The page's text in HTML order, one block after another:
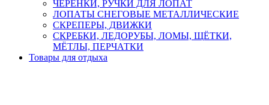
ЧЕРЕНКИ, РУЧКИ ДЛЯ ЛОПАТ
ЛОПАТЫ СНЕГОВЫЕ МЕТАЛЛИЧЕСКИЕ
СКРЕПЕРЫ, ДВИЖКИ
СКРЕБКИ, ЛЕДОРУБЫ, ЛОМЫ, ЩЁТКИ,
МЁТЛЫ, ПЕРЧАТКИ
Товары для отдыха